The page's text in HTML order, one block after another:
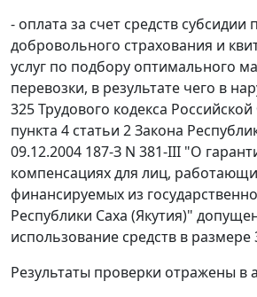
- оплата за счет средств субсидии
добровольного страхования и
услуг по подбору оптимального
перевозки, в результате чего в
325 Трудового кодекса
пункта 4 статьи 2 Закона
09.12.2004 187-З N 381-III "О
компенсациях для лиц,
финансируемых из
Республики Саха (Якутия)"
использование средств в размере
Результаты проверки отражены в